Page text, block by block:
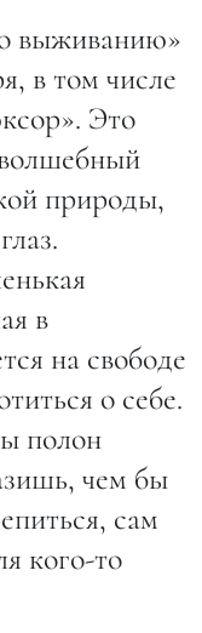
выживанию»
в том числе
Это
природы,
в
на свободе
о себе.
полон
чем бы
сам
кого-то